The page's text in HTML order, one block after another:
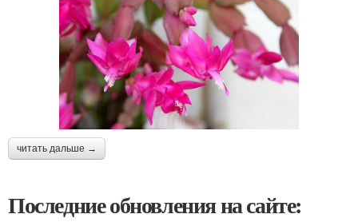
читать дальше →
Последние обновления на сайте: